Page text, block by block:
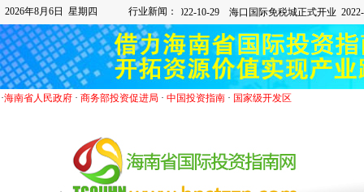
2026年8月6日 星期四 行业新闻：
·海南省人民政府· 商务部投资促进局 · 中国投资指南· 国家级开发区